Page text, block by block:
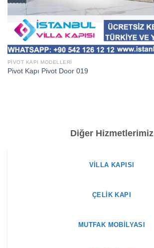
PIVOT KAPI MODELLERI
Pivot Kapı Pivot Door 019
Diğer Hizmetlerimiz
VILLA KAPISI
ÇELIK KAPI
MUTFAK MOBILYASI